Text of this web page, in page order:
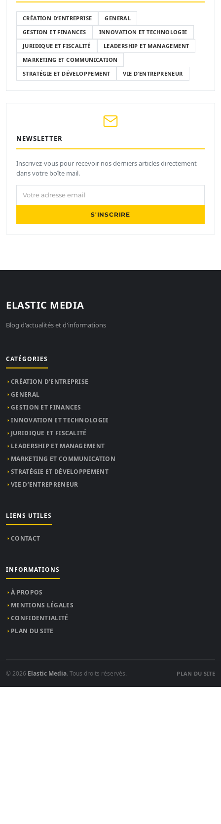
CRÉATION D’ENTREPRISE
GENERAL
GESTION ET FINANCES
INNOVATION ET TECHNOLOGIE
JURIDIQUE ET FISCALITÉ
LEADERSHIP ET MANAGEMENT
MARKETING ET COMMUNICATION
STRATÉGIE ET DÉVELOPPEMENT
VIE D’ENTREPRENEUR
NEWSLETTER
Inscrivez-vous pour recevoir nos derniers articles directement
dans votre boîte mail.
Votre adresse email
S'INSCRIRE
ELASTIC MEDIA
Blog d'actualités et d'informations
CATÉGORIES
CRÉATION D’ENTREPRISE
GENERAL
GESTION ET FINANCES
INNOVATION ET TECHNOLOGIE
JURIDIQUE ET FISCALITÉ
LEADERSHIP ET MANAGEMENT
MARKETING ET COMMUNICATION
STRATÉGIE ET DÉVELOPPEMENT
VIE D’ENTREPRENEUR
LIENS UTILES
CONTACT
INFORMATIONS
À PROPOS
MENTIONS LÉGALES
CONFIDENTIALITÉ
PLAN DU SITE
© 2026 Elastic Media. Tous droits réservés. PLAN DU SITE